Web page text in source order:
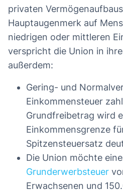
privaten
Hauptaugenmerk auf
niedrigen oder mittleren
verspricht die Union in
außerdem:
Gering- und
Einkommensteuer
Grundfreibetrag wird
Einkommensgrenze
Spitzensteuersatz
Die Union möchte
Grunderwerbsteuer
Erwachsenen und